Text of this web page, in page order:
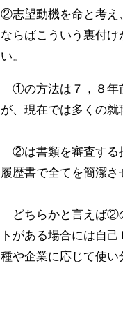
②志望動機を命と考え
ならばこういう裏付
い。
①の方法は７，８年
が、現在では多くの就
②は書類を審査する
履歴書で全てを簡潔さ
どちらかと言えば②
トがある場合には自
種や企業に応じて使い